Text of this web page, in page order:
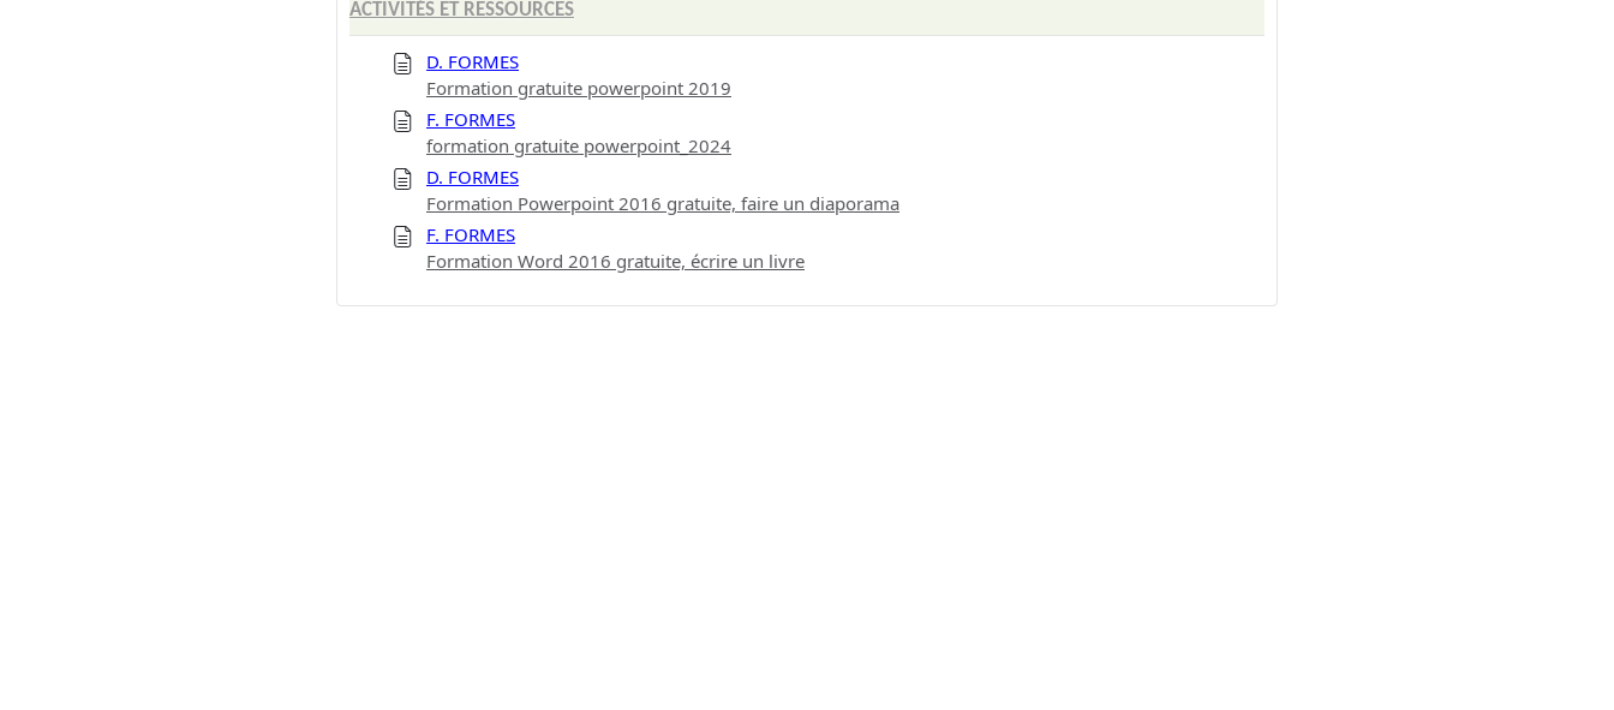
ACTIVITÉS ET RESSOURCES
D. FORMES
Formation gratuite powerpoint 2019
F. FORMES
formation gratuite powerpoint_2024
D. FORMES
Formation Powerpoint 2016 gratuite, faire un diaporama
F. FORMES
Formation Word 2016 gratuite, écrire un livre